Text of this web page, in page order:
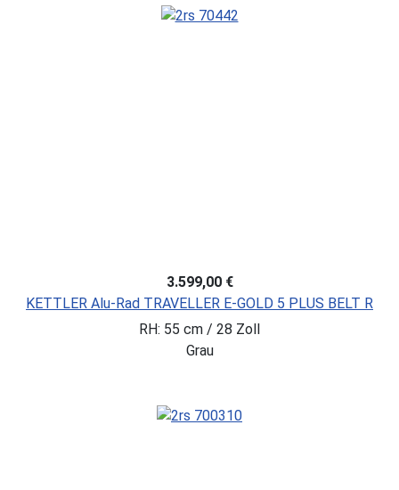
3.599,00 €
KETTLER Alu-Rad TRAVELLER E-GOLD 5 PLUS BELT R
RH: 55 cm / 28 Zoll
Grau